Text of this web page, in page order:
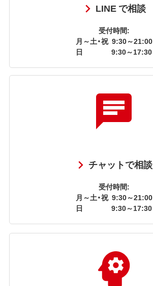
LINE で相談
受付時間:
月～土・祝 9:30～21:00
日
9:30～17:30
チャットで相談
受付時間:
月～土・祝 9:30～21:00
日
9:30～17:30